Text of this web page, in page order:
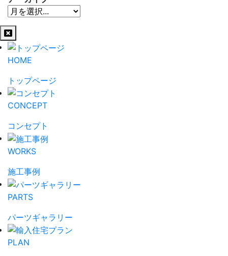
HOME
トップページ
CONCEPT
コンセプト
WORKS
施工事例
PARTS
パーツギャラリー
PLAN